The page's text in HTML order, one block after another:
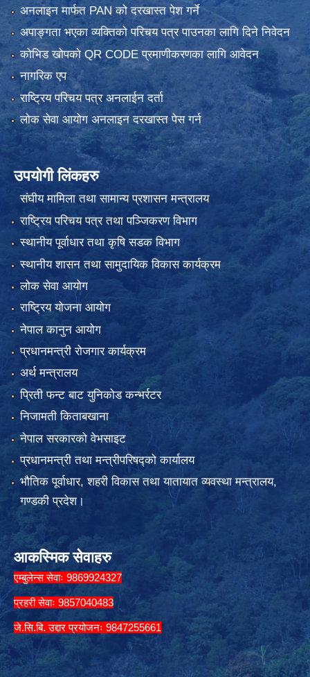
अनलाइन मार्फत PAN को दरखास्त पेश गर्ने
अपाङ्गता भएका व्यक्तिको परिचय पत्र पाउनका लागि दिने निवेदन
कोभिड खोपको QR CODE प्रमाणीकरणका लागि आवेदन
नागरिक एप
राष्ट्रिय परिचय पत्र अनलाईन दर्ता
लोक सेवा आयोग अनलाइन दरखास्त पेस गर्न
उपयोगी लिंकहरु
संघीय मामिला तथा सामान्य प्रशासन मन्त्रालय
राष्ट्रिय परिचय पत्र तथा पञ्जिकरण विभाग
स्थानीय पूर्वाधार तथा कृषि सडक विभाग
स्थानीय शासन तथा सामुदायिक विकास कार्यक्रम
लोक सेवा आयोग
राष्ट्रिय योजना आयोग
नेपाल कानुन आयोग
प्रधानमन्त्री रोजगार कार्यक्रम
अर्थ मन्त्रालय
प्रिती फन्ट बाट युनिकोड कन्भर्रटर
निजामती किताबखाना
नेपाल सरकारको वेभसाइट
प्रधानमन्त्री तथा मन्त्रीपरिषद्को कार्यालय
भौतिक पूर्वाधार, शहरी विकास तथा यातायात व्यवस्था मन्त्रालय,
गण्डकी प्रदेश।
आकस्मिक सेवाहरु
एम्बुलेन्स सेवाः 9869924327
प्रहरी सेवाः 9857040483
जे.सि.बि. उद्दार प्रयोजनः 9847255661